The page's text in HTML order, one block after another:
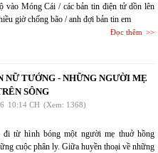
vào Móng Cái / các bản tin điện tử dồn lên
giờ chống bão / anh đợi bản tin em
Đọc thêm
NỮ TƯỚNG - NHỮNG NGƯỜI MẸ
SÔNG
10:14 CH (Xem: 1368)
từ hình bóng một người mẹ thuở hồng
cuộc phân ly. Giữa huyền thoại về những